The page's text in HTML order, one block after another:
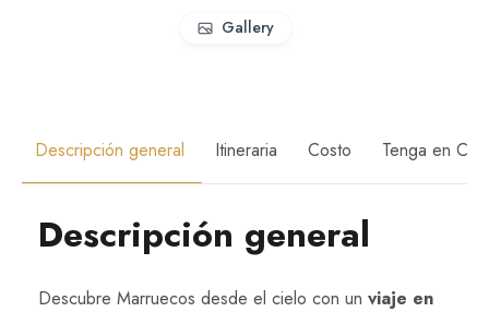
Gallery
Descripción general Itineraria Costo Tenga en
Descripción general
Descubre Marruecos desde el cielo con un viaje en